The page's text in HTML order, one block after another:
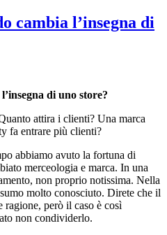
cambia l’insegna di
di uno store?
attira i clienti? Una marca
fa entrare più clienti?
abbiamo avuto la fortuna di
merceologia e marca. In una
non proprio notissima. Nella
molto conosciuto. Direte che il
ragione, però il caso è così
non condividerlo.